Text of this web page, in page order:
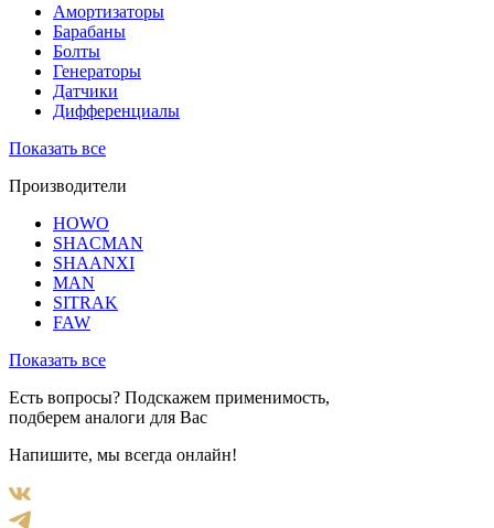
Амортизаторы
Барабаны
Болты
Генераторы
Датчики
Дифференциалы
Показать все
Производители
HOWO
SHACMAN
SHAANXI
MAN
SITRAK
FAW
Показать все
Есть вопросы? Подскажем применимость,
подберем аналоги для Вас
Напишите, мы всегда онлайн!